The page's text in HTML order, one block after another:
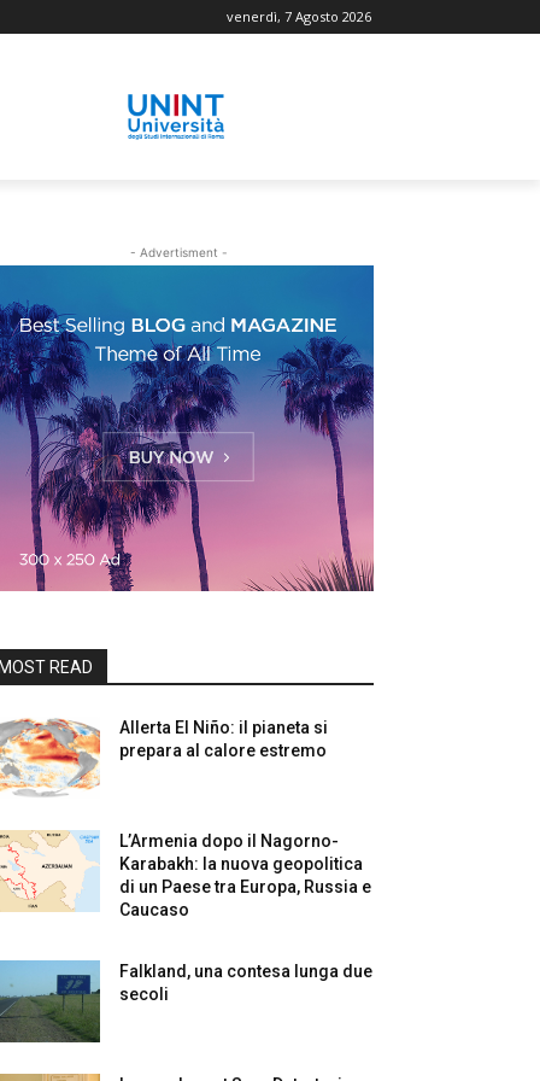
venerdì, 7 Agosto 2026
- Advertisment -
READ
Allerta El Niño: il pianeta si
prepara al calore estremo
L’Armenia dopo il Nagorno-
Karabakh: la nuova geopolitica
di un Paese tra Europa, Russia e
Caucaso
Falkland, una contesa lunga due
secoli